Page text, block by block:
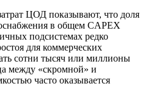
ЦОД показывают, что доля
в общем CAPEX
подсистемах редко
для коммерческих
сотни тысяч или миллионы
между «скромной» и
часто оказывается